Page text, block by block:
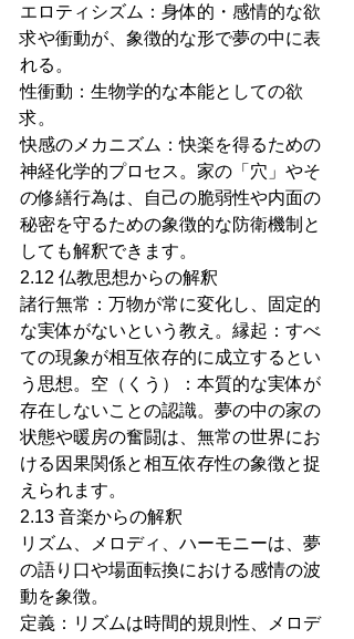
エロティシズム：身体的・感情的な欲
求や衝動が、象徴的な形で夢の中に表
れる。
性衝動：生物学的な本能としての欲
求。
快感のメカニズム：快楽を得るための
神経化学的プロセス。家の「穴」やそ
の修繕行為は、自己の脆弱性や内面の
秘密を守るための象徴的な防衛機制と
しても解釈できます。
2.12 仏教思想からの解釈
諸行無常：万物が常に変化し、固定的
な実体がないという教え。縁起：すべ
ての現象が相互依存的に成立するとい
う思想。空（くう）：本質的な実体が
存在しないことの認識。夢の中の家の
状態や暖房の奮闘は、無常の世界にお
ける因果関係と相互依存性の象徴と捉
えられます。
2.13 音楽からの解釈
リズム、メロディ、ハーモニーは、夢
の語り口や場面転換における感情の波
動を象徴。
定義：リズムは時間的規則性、メロデ